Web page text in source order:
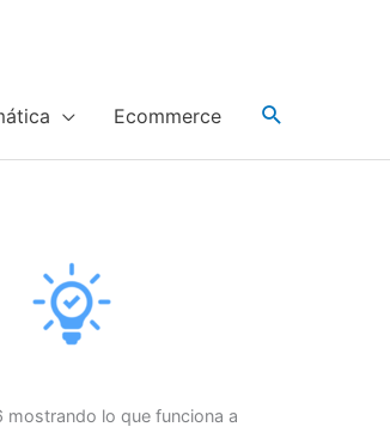
Ecommerce
mostrando lo que funciona a